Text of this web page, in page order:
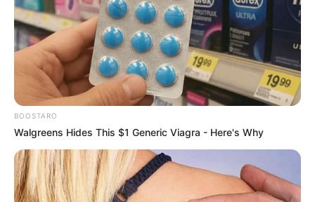
Beby Tsabina Salshabilla Adriani
TULIS KOMENTAR
Alamat email Anda tidak akan dipublikasikan. Ruas yang wajib ditandai
BOOSTARO
Walgreens Hides This $1 Generic Viagra - Here's Why